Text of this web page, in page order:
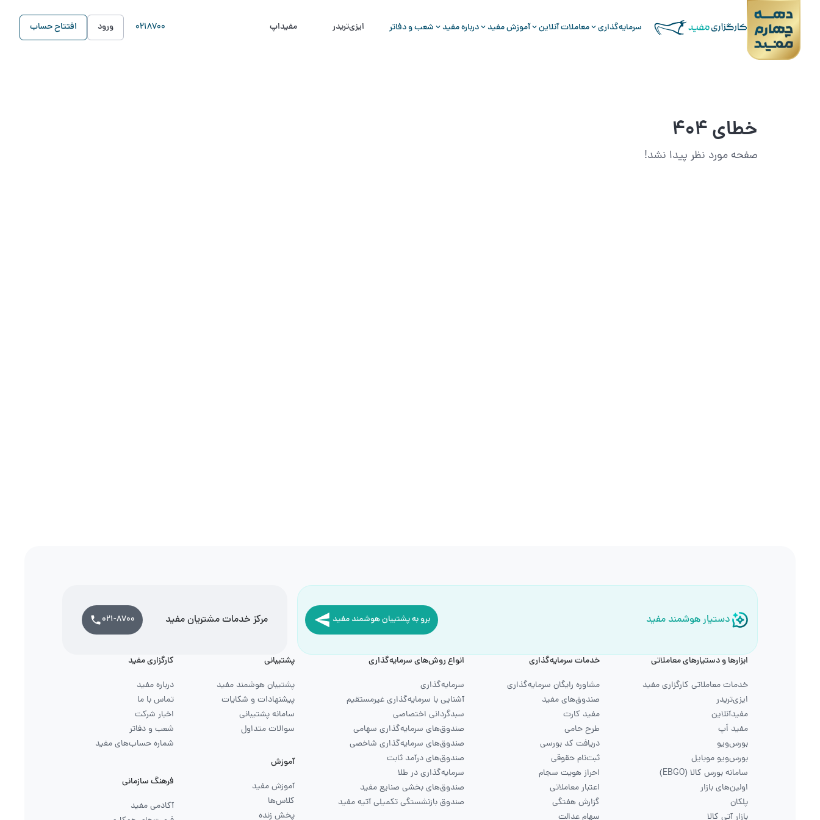
سرمایه‌گذاری معاملات آنلاین آموزش مفید درباره مفید شعب و دفاتر ایزی‌تریدر مفید‌اپ 0218700 ورود افتتاح حساب
خطای 404
صفحه مورد نظر پیدا نشد!
دستیار هوشمند مفید برو به پشتیبان هوشمند مفید مرکز خدمات مشتریان مفید 021-8700
ابزارها و دستیارهای معاملاتی
خدمات معاملاتی کارگزاری مفید
ایزی‌تریدر
مفیدآنلاین
مفید اَپ
بورس‌ویو
بورس‌ویو موبایل
سامانه بورس کالا (EBGO)
اولین‌های بازار
پلکان
بازار آتی کالا
خدمات سرمایه‌گذاری
مشاوره رایگان سرمایه‌گذاری
صندوق‌های مفید
مفید کارت
طرح حامی
دریافت کد بورسی
ثبت‌نام حقوقی
احراز هویت سجام
اعتبار معاملاتی
گزارش هفتگی
سهام عدالت
انواع روش‌های سرمایه‌گذاری
سرمایه‌گذاری
آشنایی با سرمایه‌گذاری غیرمستقیم
سبدگردانی اختصاصی
صندوق‌های سرمایه‌گذاری سهامی
صندوق‌های سرمایه‌گذاری شاخصی
صندوق‌های درآمد ثابت
سرمایه‌گذاری در طلا
صندوق‌های بخشی صنایع مفید
صندوق بازنشستگی تکمیلی آتیه مفید
پشتیبانی
پشتیبان هوشمند مفید
پیشنهادات و شکایات
سامانه پشتیبانی
سوالات متداول
آموزش
آموزش مفید
کلاس‌ها
پخش زنده
کارگزاری مفید
درباره مفید
تماس با ما
اخبار شرکت
شعب و دفاتر
شماره حساب‌های مفید
فرهنگ سازمانی
آکادمی مفید